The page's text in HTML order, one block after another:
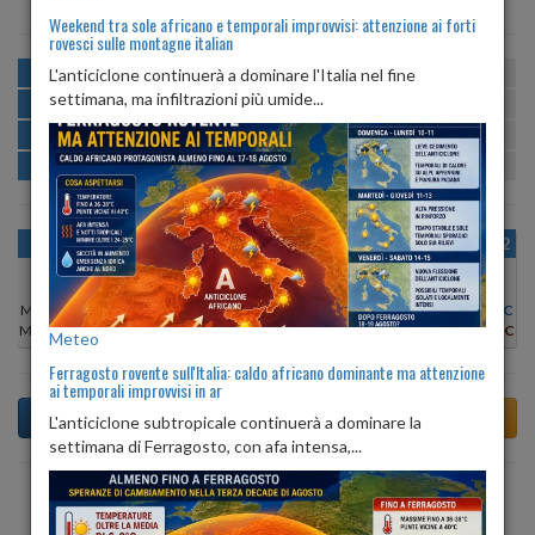
MATTINA min:19º max:29º
POMERIGGIO min:30º max:
SERA min:22º max:30º U:74%-79%
NOTTE min:20º max: 23º U:67%
OGGI
Min:19°C
Max:29°C
VEN 07
Min:19°C
Max:27°C
SAB 08
Min: 18°C
Max:28°C
DOM 09
Min:17°C
Max:26°C
LUN 10
Min:17°C
Max:26°C
MAR 11
Min:16°C
Max:26°C
MER 12
Min:18°C
Max:26°C
Previsioni del Tempo a Teggiano di oggi
Weekend tra sole africano e temporali improvvisi: attenzione ai forti
rovesci sulle montagne italian
L'anticiclone continuerà a dominare l'Italia nel fine
settimana, ma infiltrazioni più umide...
Meteo
Ferragosto rovente sull'Italia: caldo africano dominante ma attenzione
ai temporali improvvisi in ar
L'anticiclone subtropicale continuerà a dominare la
settimana di Ferragosto, con afa intensa,...